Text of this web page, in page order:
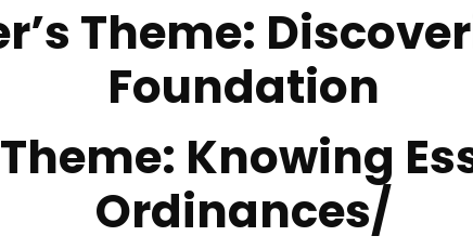
Theme:
Foundation
Knowing
Ordinances/